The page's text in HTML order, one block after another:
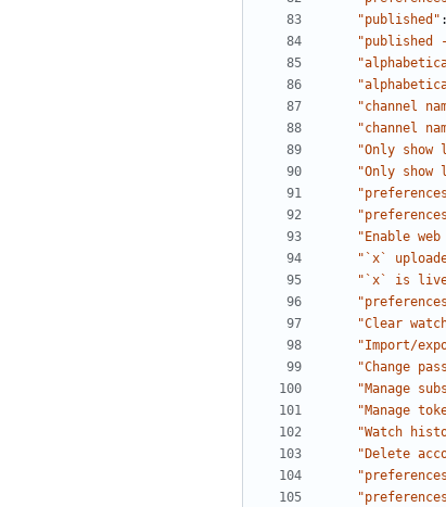
"published" :
"published
"channel
"channel
"Only
"Only show
"Enable
"`x`
"`x` is
"Clear
"Import/
"Change
"Manage
"Manage
"Watch
"Delete